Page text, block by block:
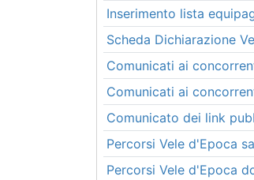
Inserimento lista
Scheda Dichiarazione
Comunicati ai
Comunicati ai
Comunicato dei link
Percorsi Vele d'Epoca
Percorsi Vele d'Epoca